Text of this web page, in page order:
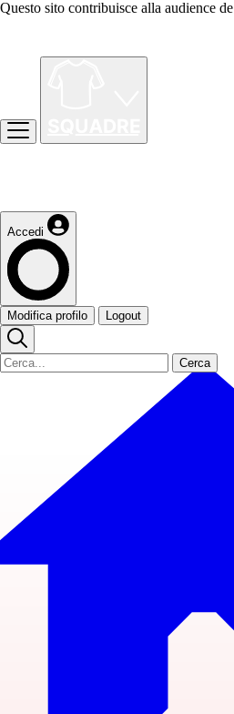
Questo sito contribuisce alla audience de
Accedi
Modifica profilo Logout
Cerca